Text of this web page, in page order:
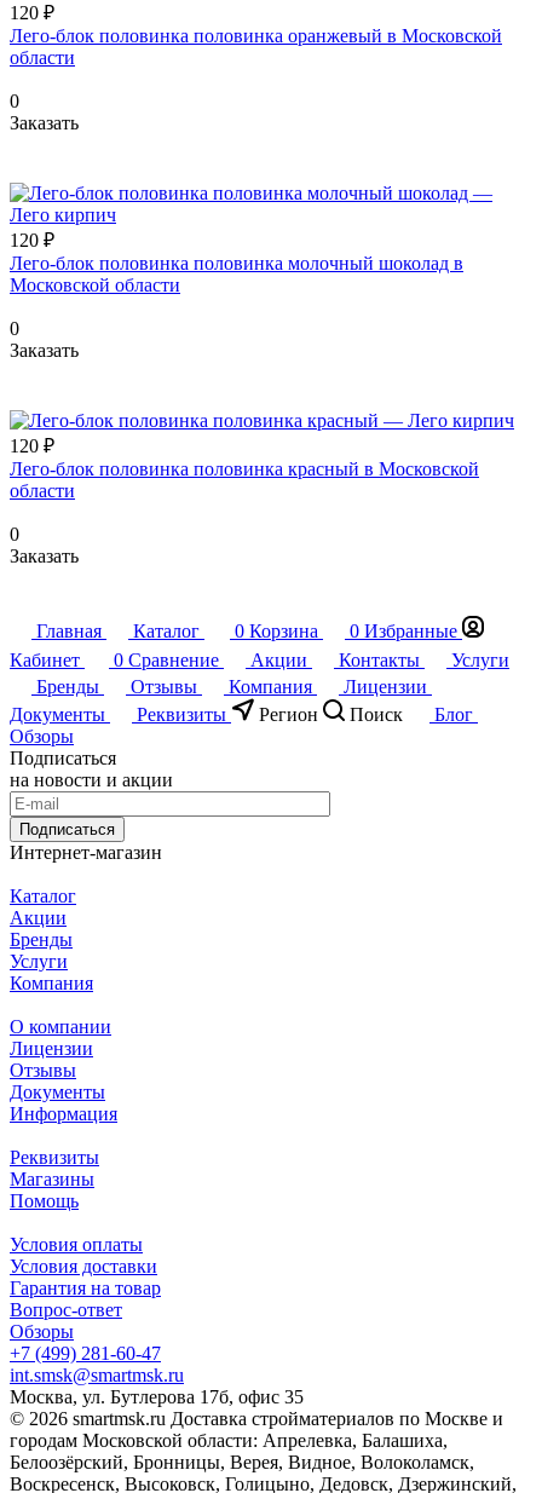
120 ₽
Лего-блок половинка половинка оранжевый в Московской
области
0
Заказать
120 ₽
Лего-блок половинка половинка молочный шоколад в
Московской области
0
Заказать
120 ₽
Лего-блок половинка половинка красный в Московской
области
0
Заказать
Главная Каталог 0 Корзина 0 Избранные
Кабинет
0 Сравнение Акции Контакты
Услуги
Бренды
Отзывы Компания
Лицензии
Документы
Реквизиты Регион Поиск
Блог
Обзоры
Подписаться
на новости и акции
Подписаться
Интернет-магазин
Каталог
Акции
Бренды
Услуги
Компания
О компании
Лицензии
Отзывы
Документы
Информация
Реквизиты
Магазины
Помощь
Условия оплаты
Условия доставки
Гарантия на товар
Вопрос-ответ
Обзоры
+7 (499) 281-60-47
int.smsk@smartmsk.ru
Москва, ул. Бутлерова 17б, офис 35
© 2026 smartmsk.ru Доставка стройматериалов по Москве и
городам Московской области: Апрелевка, Балашиха,
Белоозёрский, Бронницы, Верея, Видное, Волоколамск,
Воскресенск, Высоковск, Голицыно, Дедовск, Дзержинский,